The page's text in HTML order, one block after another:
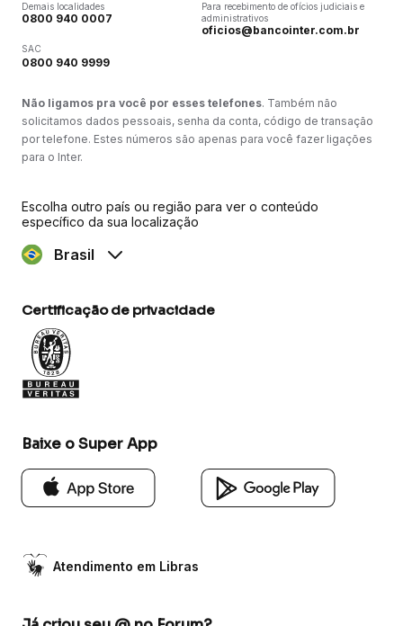
Demais localidades
0800 940 0007
SAC
0800 940 9999
Para recebimento de ofícios judiciais e
administrativos
oficios@bancointer.com.br
Não ligamos pra você por esses telefones. Também não
solicitamos dados pessoais, senha da conta, código de transação
por telefone. Estes números são apenas para você fazer ligações
para o Inter.
Escolha outro país ou região para ver o conteúdo
específico da sua localização
Brasil
Certificação de privacidade
Baixe o Super App
Atendimento em Libras